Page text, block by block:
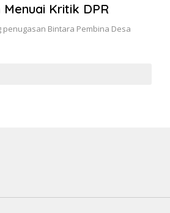
Kritik DPR
Bintara Pembina Desa